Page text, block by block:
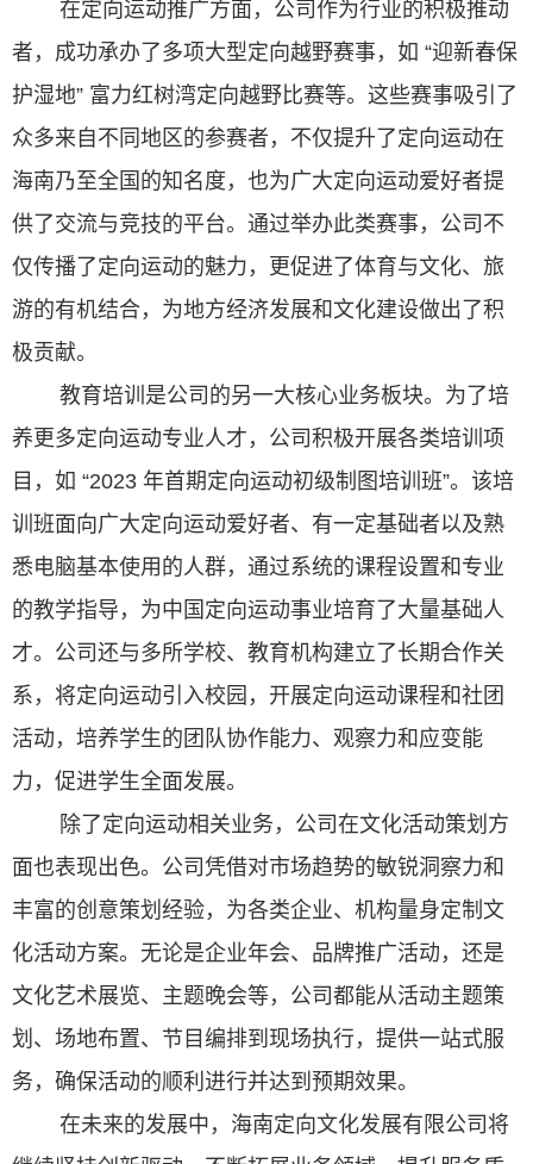
在定向运动推广方面，公司作为行业的积极推动
者，成功承办了多项大型定向越野赛事，如 “迎新春保
护湿地” 富力红树湾定向越野比赛等。这些赛事吸引了
众多来自不同地区的参赛者，不仅提升了定向运动在
海南乃至全国的知名度，也为广大定向运动爱好者提
供了交流与竞技的平台。通过举办此类赛事，公司不
仅传播了定向运动的魅力，更促进了体育与文化、旅
游的有机结合，为地方经济发展和文化建设做出了积
极贡献。
教育培训是公司的另一大核心业务板块。为了培
养更多定向运动专业人才，公司积极开展各类培训项
目，如 “2023 年首期定向运动初级制图培训班”。该培
训班面向广大定向运动爱好者、有一定基础者以及熟
悉电脑基本使用的人群，通过系统的课程设置和专业
的教学指导，为中国定向运动事业培育了大量基础人
才。公司还与多所学校、教育机构建立了长期合作关
系，将定向运动引入校园，开展定向运动课程和社团
活动，培养学生的团队协作能力、观察力和应变能
力，促进学生全面发展。
除了定向运动相关业务，公司在文化活动策划方
面也表现出色。公司凭借对市场趋势的敏锐洞察力和
丰富的创意策划经验，为各类企业、机构量身定制文
化活动方案。无论是企业年会、品牌推广活动，还是
文化艺术展览、主题晚会等，公司都能从活动主题策
划、场地布置、节目编排到现场执行，提供一站式服
务，确保活动的顺利进行并达到预期效果。
在未来的发展中，海南定向文化发展有限公司将